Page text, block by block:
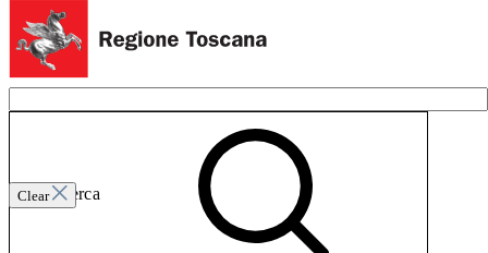
Clear
Invia ricerca